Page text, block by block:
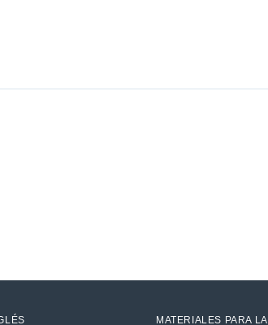
MATERIALES PARA LA